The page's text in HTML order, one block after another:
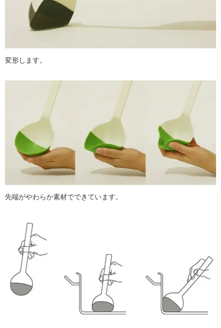
変形します。
先端がやわらか素材でできています。